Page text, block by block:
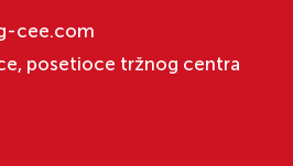
cee.com
posetioce tržnog centra